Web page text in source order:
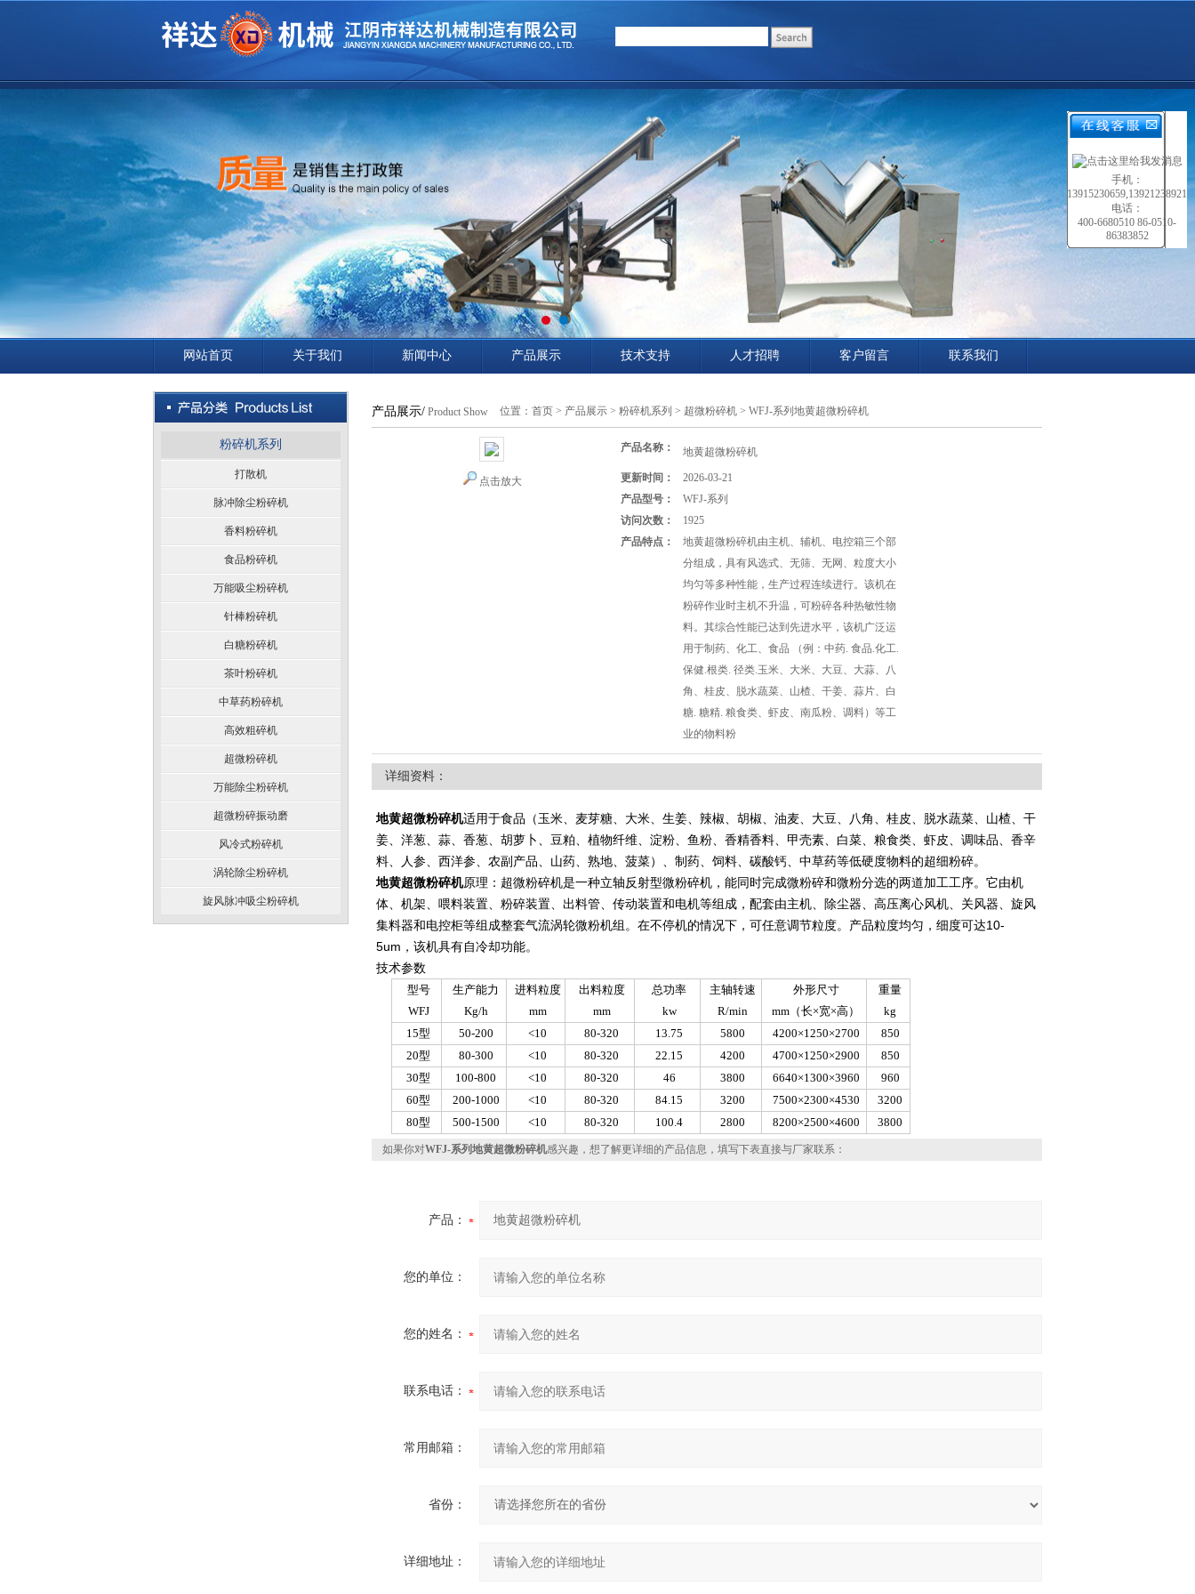
网站首页 关于我们 新闻中心 产品展示 技术支持 人才招聘 客户留言 联系我们
粉碎机系列
打散机
脉冲除尘粉碎机
香料粉碎机
食品粉碎机
万能吸尘粉碎机
针棒粉碎机
白糖粉碎机
茶叶粉碎机
中草药粉碎机
高效粗碎机
超微粉碎机
万能除尘粉碎机
超微粉碎振动磨
风冷式粉碎机
涡轮除尘粉碎机
旋风脉冲吸尘粉碎机
产品展示/ Product Show 位置： 首页 > 产品展示 > 粉碎机系列 > 超微粉碎机 > WFJ-系列地黄超微粉碎机
点击放大
产品名称： 地黄超微粉碎机
更新时间：
2026-03-21
产品型号：
WFJ-系列
访问次数：
1925
产品特点：
地黄超微粉碎机由主机、辅机、电控箱三个部
分组成，具有风选式、无筛、无网、粒度大小
均匀等多种性能，生产过程连续进行。该机在
粉碎作业时主机不升温，可粉碎各种热敏性物
料。其综合性能已达到先进水平，该机广泛运
用于制药、化工、食品 （例：中药. 食品.化工.
保健.根类. 径类.玉米、大米、大豆、大蒜、八
角、桂皮、脱水蔬菜、山楂、干姜、蒜片、白
糖. 糖精. 粮食类、虾皮、南瓜粉、调料）等工
业的物料粉
详细资料：
地黄超微粉碎机适用于食品（玉米、麦芽糖、大米、生姜、辣椒、胡椒、油麦、大豆、八角、桂皮、脱水蔬菜、山楂、干
姜、洋葱、蒜、香葱、胡萝卜、豆粕、植物纤维、淀粉、鱼粉、香精香料、甲壳素、白菜、粮食类、虾皮、调味品、香辛
料、人参、西洋参、农副产品、山药、熟地、菠菜）、制药、饲料、碳酸钙、中草药等低硬度物料的超细粉碎。
地黄超微粉碎机原理：超微粉碎机是一种立轴反射型微粉碎机，能同时完成微粉碎和微粉分选的两道加工工序。它由机
体、机架、喂料装置、粉碎装置、出料管、传动装置和电机等组成，配套由主机、除尘器、高压离心风机、关风器、旋风
集料器和电控柜等组成整套气流涡轮微粉机组。在不停机的情况下，可任意调节粒度。产品粒度均匀，细度可达10-
5um，该机具有自冷却功能。
技术参数
型号
WFJ
生产能力
Kg/h
进料粒度
mm
出料粒度
mm
总功率
kw
主轴转速
R/min
外形尺寸
mm（长×宽×高）
重量
kg
15型
50-200 <10 80-320 13.75 5800 4200×1250×2700
850
20型
80-300 <10 80-320 22.15 4200 4700×1250×2900
850
30型
100-800 <10 80-320 46 3800 6640×1300×3960
960
60型
200-1000 <10 80-320 84.15 3200 7500×2300×4530
3200
80型
500-1500 <10 80-320 100.4 2800 8200×2500×4600 3800
如果你对WFJ-系列地黄超微粉碎机感兴趣，想了解更详细的产品信息，填写下表直接与厂家联系：
产品：
您的单位：
您的姓名：
联系电话：
常用邮箱：
省份：
详细地址：
手机：
13915230659,13921238921
电话：
400-6680510 86-0510-
86383852